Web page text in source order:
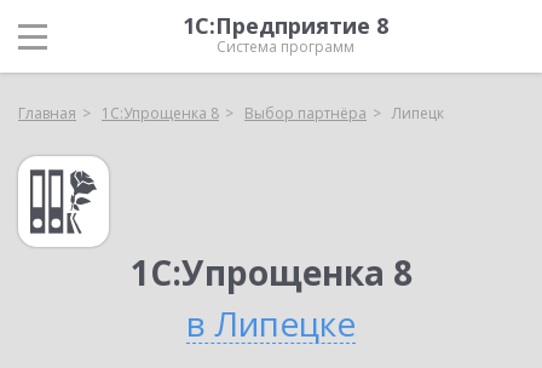
1С:Предприятие 8
Система программ
Главная 1С:Упрощенка 8 Выбор партнёра Липецк
1С:Упрощенка 8
в Липецке